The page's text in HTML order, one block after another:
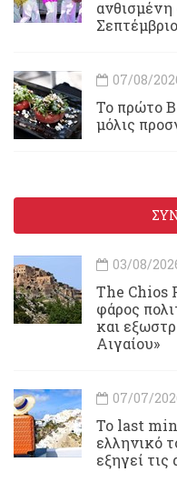
ανθισμένη
07/08/
Το πρώτο
μόλις
03/08/
Τhe Chios
φάρος
και
Αιγαίου»
07/07/
Το last
ελληνικό
εξηγεί